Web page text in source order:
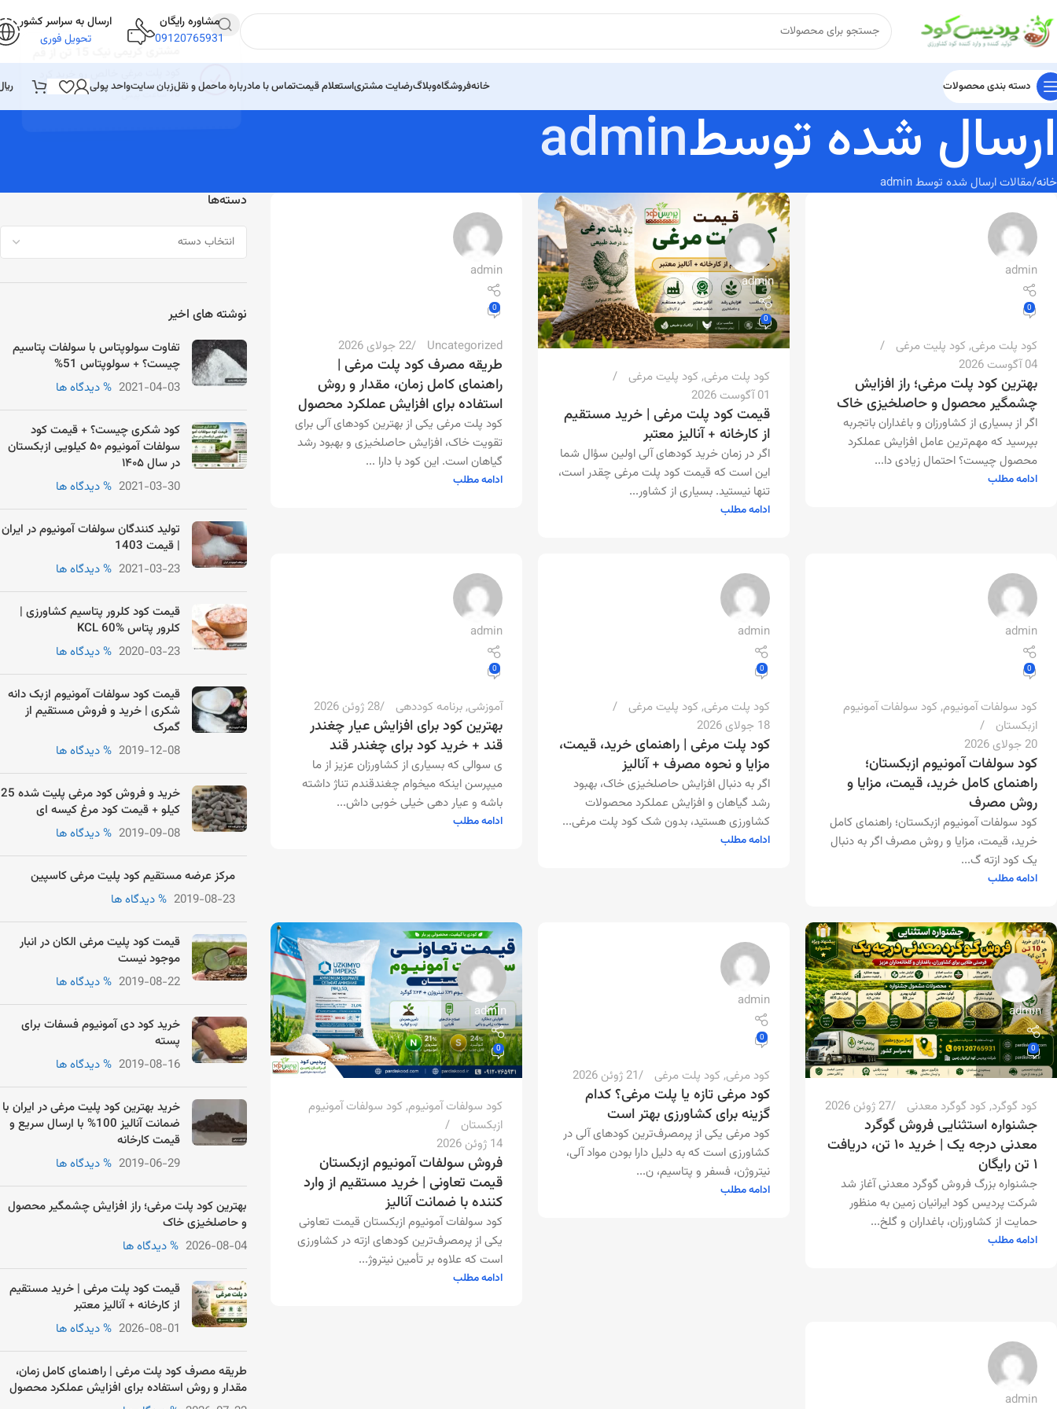
مشاوره رایگان
09120765931
ارسال به سراسر کشور
تحویل فوری
دسته بندی محصولات خانهفروشگاهوبلاگرضایت مشتریاستعلام قیمتتماس با مادرباره ماحمل و نقلزبان سایتواحد پولی
ارسال شده توسطadmin خانه مقالات ارسال شده توسط admin
admin
0
کود پلت مرغی, کود پلیت مرغی
04 آگوست 2026
بهترین کود پلت مرغی؛ راز افزایش
چشمگیر محصول و حاصلخیزی خاک
اگر از بسیاری از کشاورزان و باغداران باتجربه
بپرسید که مهم‌ترین عامل افزایش عملکرد
محصول چیست؟ احتمال زیادی دا...
ادامه مطلب
admin
0
کود پلت مرغی, کود پلیت مرغی
01 آگوست 2026
قیمت کود پلت مرغی | خرید مستقیم
از کارخانه + آنالیز معتبر
اگر در زمان خرید کودهای آلی اولین سؤال شما
این است که قیمت کود پلت مرغی چقدر است،
تنها نیستید. بسیاری از کشاور...
ادامه مطلب
admin
0
Uncategorized 22 جولای 2026
طریقه مصرف کود پلت مرغی |
راهنمای کامل زمان، مقدار و روش
استفاده برای افزایش عملکرد محصول
کود پلت مرغی یکی از بهترین کودهای آلی برای
تقویت خاک، افزایش حاصلخیزی و بهبود رشد
گیاهان است. این کود با دارا ...
ادامه مطلب
admin
0
کود سولفات آمونیوم, کود سولفات آمونیوم
ازبکستان
20 جولای 2026
کود سولفات آمونیوم ازبکستان؛
راهنمای کامل خرید، قیمت، مزایا و
روش مصرف
کود سولفات آمونیوم ازبکستان؛ راهنمای کامل
خرید، قیمت، مزایا و روش مصرف اگر به دنبال
یک کود ازته گ...
ادامه مطلب
admin
0
کود پلت مرغی, کود پلیت مرغی
18 جولای 2026
کود پلت مرغی | راهنمای خرید، قیمت،
مزایا و نحوه مصرف + آنالیز
اگر به دنبال افزایش حاصلخیزی خاک، بهبود
رشد گیاهان و افزایش عملکرد محصولات
کشاورزی هستید، بدون شک کود پلت مرغی...
ادامه مطلب
admin
0
آموزشی,برنامه کوددهی 28 ژوئن 2026
بهترین کود برای افزایش عیار چغندر
قند + خرید کود برای چغندر قند
ی سوالی که بسیاری از کشاورزان عزیز از ما
میپرسن اینکه میخوام چغندقندم تناژ داشته
باشه و عیار دهی خیلی خوبی داش...
ادامه مطلب
admin
0
کود گوگرد, کود گوگرد معدنی 27 ژوئن 2026
جشنواره استثنایی فروش گوگرد
معدنی درجه یک | خرید ۱۰ تن، دریافت
۱ تن رایگان
جشنواره بزرگ فروش گوگرد معدنی آغاز شد
شرکت پردیس کود ایرانیان زمین به منظور
حمایت از کشاورزان، باغداران و گلخ...
ادامه مطلب
admin
0
کود مرغی, کود پلت مرغی 21 ژوئن 2026
کود مرغی تازه یا پلت مرغی؟ کدام
گزینه برای کشاورزی بهتر است
کود مرغی یکی از پرمصرف‌ترین کودهای آلی در
کشاورزی است که به دلیل دارا بودن مواد آلی،
نیتروژن، فسفر و پتاسیم، ن...
ادامه مطلب
admin
0
کود سولفات آمونیوم, کود سولفات آمونیوم
ازبکستان
14 ژوئن 2026
فروش سولفات آمونیوم ازبکستان
قیمت تعاونی | خرید مستقیم از وارد
کننده با ضمانت آنالیز
کود سولفات آمونیوم ازبکستان قیمت تعاونی
یکی از پرمصرف‌ترین کودهای ازته در کشاورزی
است که علاوه بر تأمین نیتروژ...
ادامه مطلب
admin
دسته‌ها
نوشته های اخیر
تفاوت سولوپتاس با سولفات پتاسیم
چیست؟ + سولوپتاس 51%
2021-04-03 % دیدگاه ها
کود شکری چیست؟ + قیمت کود
سولفات آمونیوم ۵۰ کیلویی ازبکستان
در سال ۱۴۰۵
2021-03-30 % دیدگاه ها
تولید کنندگان سولفات آمونیوم در ایران
| قیمت 1403
2021-03-23 % دیدگاه ها
قیمت کود کلرور پتاسیم کشاورزی |
کلرور پتاس KCL 60%
2020-03-23 % دیدگاه ها
قیمت کود سولفات آمونیوم ازبک دانه
شکری | خرید و فروش مستقیم از
گمرک
2019-12-08 % دیدگاه ها
خرید و فروش کود مرغی پلیت شده 25
کیلو + قیمت کود مرغ کیسه ای
2019-09-08 % دیدگاه ها
مرکز عرضه مستقیم کود پلیت مرغی کاسپین
2019-08-23 % دیدگاه ها
قیمت کود پلیت مرغی الکان در انبار
موجود نیست
2019-08-22 % دیدگاه ها
خرید کود دی آمونیوم فسفات برای
پسته
2019-08-16 % دیدگاه ها
خرید بهترین کود پلیت مرغی در ایران با
ضمانت آنالیز 100% با ارسال سریع و
قیمت کارخانه
2019-06-29 % دیدگاه ها
بهترین کود پلت مرغی؛ راز افزایش چشمگیر محصول
و حاصلخیزی خاک
2026-08-04 % دیدگاه ها
قیمت کود پلت مرغی | خرید مستقیم
از کارخانه + آنالیز معتبر
2026-08-01 % دیدگاه ها
طریقه مصرف کود پلت مرغی | راهنمای کامل زمان،
مقدار و روش استفاده برای افزایش عملکرد محصول
کود پلت مرغی خالص رو خرید کرد
10 ساعت پیش